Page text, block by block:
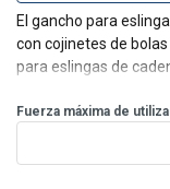
El gancho para
con cojinetes de
para eslingas de
rápidamente a los
Fuerza máxima de